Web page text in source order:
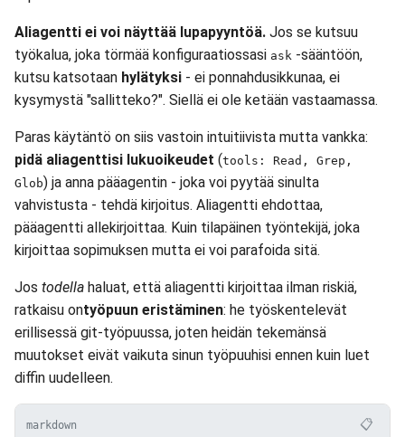
Aliagentti ei voi näyttää lupapyyntöä. Jos se kutsuu
työkalua, joka törmää konfiguraatiossasi ask -sääntöön,
kutsu katsotaan hylätyksi - ei ponnahdusikkunaa, ei
kysymystä "sallitteko?". Siellä ei ole ketään vastaamassa.
Paras käytäntö on siis vastoin intuitiivista mutta vankka:
pidä aliagenttisi lukuoikeudet (tools: Read, Grep,
Glob) ja anna pääagentin - joka voi pyytää sinulta
vahvistusta - tehdä kirjoitus. Aliagentti ehdottaa,
pääagentti allekirjoittaa. Kuin tilapäinen työntekijä, joka
kirjoittaa sopimuksen mutta ei voi parafoida sitä.
Jos todella haluat, että aliagentti kirjoittaa ilman riskiä,
ratkaisu ontyöpuun eristäminen: he työskentelevät
erillisessä git-työpuussa, joten heidän tekemänsä
muutokset eivät vaikuta sinun työpuuhisi ennen kuin luet
diffin uudelleen.
markdown 📋